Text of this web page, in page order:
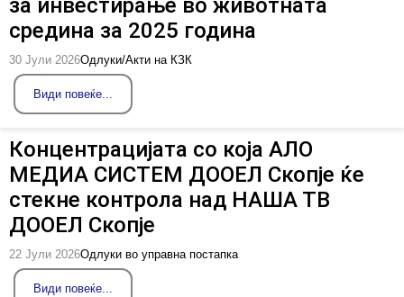
за инвестирање во животната
средина за 2025 година
30 Јули 2026Одлуки/Акти на КЗК
Види повеќе...
Концентрацијата со која АЛО
МЕДИА СИСТЕМ ДООЕЛ Скопје ќе
стекне контрола над НАША ТВ
ДООЕЛ Скопје
22 Јули 2026Одлуки во управна постапка
Види повеќе...